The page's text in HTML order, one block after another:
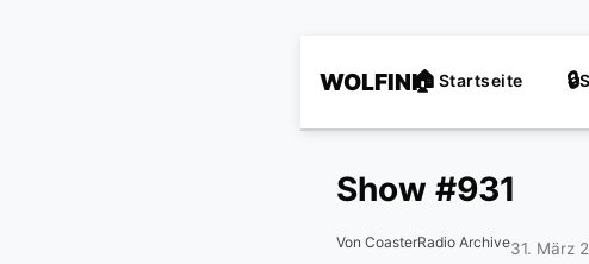
WOLFINI Startseite
Show #931
Von CoasterRadio Archive31. März